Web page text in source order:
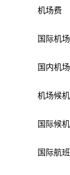
机场
国际机
国内机
机场候
国际候机
国际航班